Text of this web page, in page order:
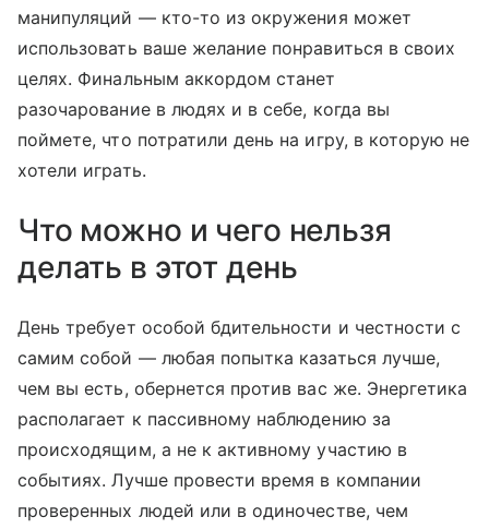
манипуляций — кто-то из окружения может
использовать ваше желание понравиться в своих
целях. Финальным аккордом станет
разочарование в людях и в себе, когда вы
поймете, что потратили день на игру, в которую не
хотели играть.
Что можно и чего нельзя
делать в этот день
День требует особой бдительности и честности с
самим собой — любая попытка казаться лучше,
чем вы есть, обернется против вас же. Энергетика
располагает к пассивному наблюдению за
происходящим, а не к активному участию в
событиях. Лучше провести время в компании
проверенных людей или в одиночестве, чем